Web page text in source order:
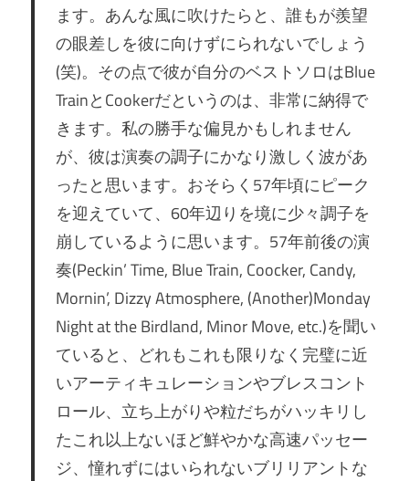
ます。あんな風に吹けたらと、誰もが羨望
の眼差しを彼に向けずにられないでしょう
(笑)。その点で彼が自分のベストソロはBlue
TrainとCookerだというのは、非常に納得で
きます。私の勝手な偏見かもしれません
が、彼は演奏の調子にかなり激しく波があ
ったと思います。おそらく57年頃にピーク
を迎えていて、60年辺りを境に少々調子を
崩しているように思います。57年前後の演
奏(Peckin’ Time, Blue Train, Coocker, Candy,
Mornin’, Dizzy Atmosphere, (Another)Monday
Night at the Birdland, Minor Move, etc.)を聞い
ていると、どれもこれも限りなく完璧に近
いアーティキュレーションやブレスコント
ロール、立ち上がりや粒だちがハッキリし
たこれ以上ないほど鮮やかな高速パッセー
ジ、憧れずにはいられないブリリアントな